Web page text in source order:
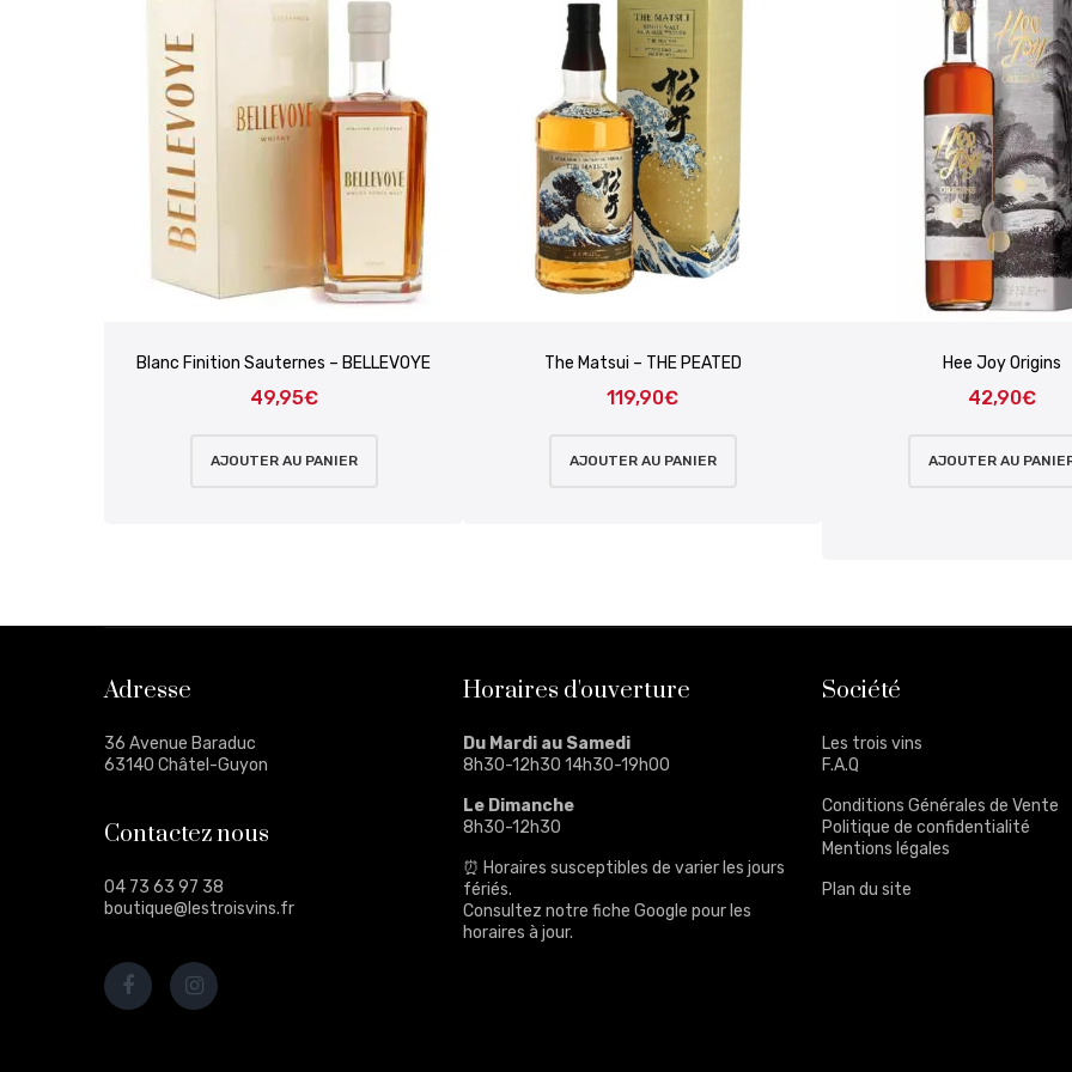
Blanc Finition Sauternes – BELLEVOYE
49,95€
AJOUTER AU PANIER
The Matsui – THE PEATED
119,90€
AJOUTER AU PANIER
Hee Joy Origins
42,90€
AJOUTER AU
Adresse
36 Avenue Baraduc
63140 Châtel-Guyon
Contactez nous
04 73 63 97 38
boutique@lestroisvins.fr
Horaires d'ouverture
Du Mardi au Samedi
8h30-12h30 14h30-19h00
Le Dimanche
8h30-12h30
⏰ Horaires susceptibles de varier les jours
fériés.
Consultez notre fiche Google pour les
horaires à jour.
Société
Les trois vins
F.A.Q
Conditions Générales de Vente
Politique de confidentialité
Mentions légales
Plan du site